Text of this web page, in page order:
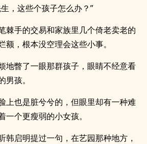
，这些个孩子怎么办？”
棘手的交易和家族里几个倚老卖老的
，根本没空理会这些小事。
地瞥了一眼那群孩子，眼睛不经意看
孩。
上也是脏兮兮的，但眼里却有一种难
个更瘦弱的小女孩。
韩启明提过一句，在艺园那种地方，